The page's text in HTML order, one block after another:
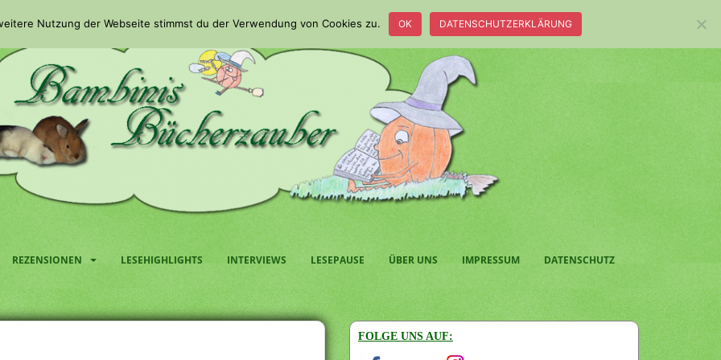
REZENSIONEN LESEHIGHLIGHTS INTERVIEWS LESEPAUSE ÜBER UNS IMPRESSUM DATENSCHUTZ
FOLGE UNS AUF:
Nutzung der Webseite stimmst du der Verwendung von Cookies zu. OK DATENSCHUTZERKLÄRUNG